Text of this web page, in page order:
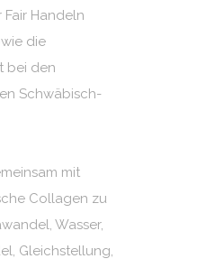
Handeln
die
bei den
Schwäbisch-
mit
Collagen zu
Wasser,
Gleichstellung,